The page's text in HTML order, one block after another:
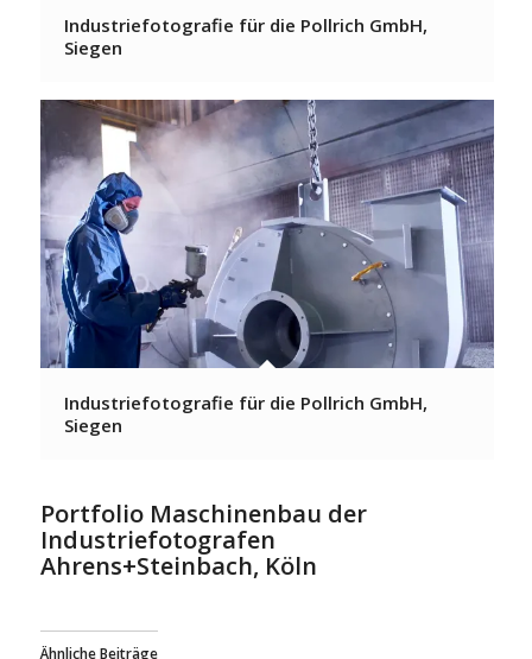
Industriefotografie für die Pollrich GmbH,
Siegen
Industriefotografie für die Pollrich GmbH,
Siegen
Portfolio Maschinenbau der
Industriefotografen
Ahrens+Steinbach, Köln
Ähnliche Beiträge